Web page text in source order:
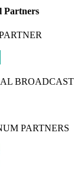
Partners
PARTNERS